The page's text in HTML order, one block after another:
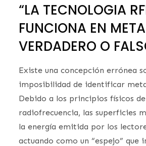
“LA TECNOLOGIA
FUNCIONA EN
VERDADERO O
Existe una concepción errónea
imposibilidad de identificar
Debido a los principios físicos
radiofrecuencia, las superficies
la energía emitida por los
actuando como un “espejo” que